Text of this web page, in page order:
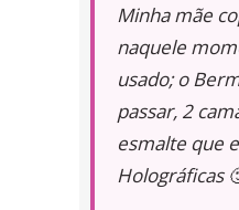
Minha mãe
naquele
usado; o
passar, 2
esmalte que
Holográficas